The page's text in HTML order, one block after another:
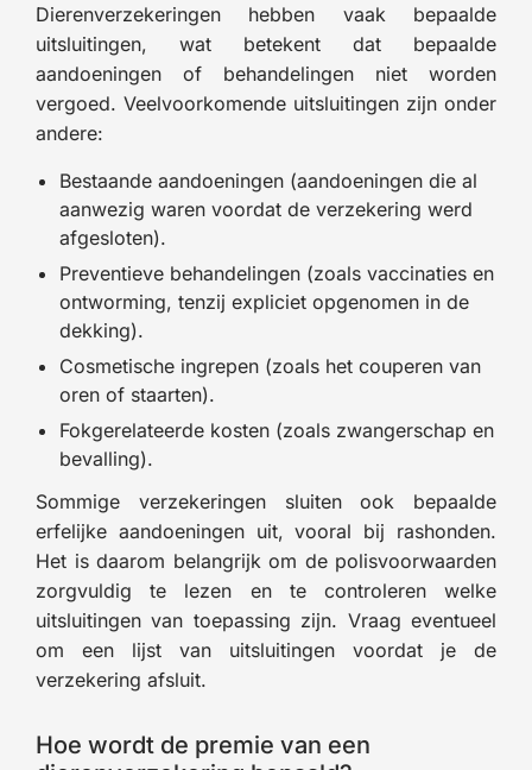
Dierenverzekeringen hebben vaak bepaalde
uitsluitingen, wat betekent dat bepaalde
aandoeningen of behandelingen niet worden
vergoed. Veelvoorkomende uitsluitingen zijn onder
andere:
Bestaande aandoeningen (aandoeningen die al
aanwezig waren voordat de verzekering werd
afgesloten).
Preventieve behandelingen (zoals vaccinaties en
ontworming, tenzij expliciet opgenomen in de
dekking).
Cosmetische ingrepen (zoals het couperen van
oren of staarten).
Fokgerelateerde kosten (zoals zwangerschap en
bevalling).
Sommige verzekeringen sluiten ook bepaalde
erfelijke aandoeningen uit, vooral bij rashonden.
Het is daarom belangrijk om de polisvoorwaarden
zorgvuldig te lezen en te controleren welke
uitsluitingen van toepassing zijn. Vraag eventueel
om een lijst van uitsluitingen voordat je de
verzekering afsluit.
Hoe wordt de premie van een